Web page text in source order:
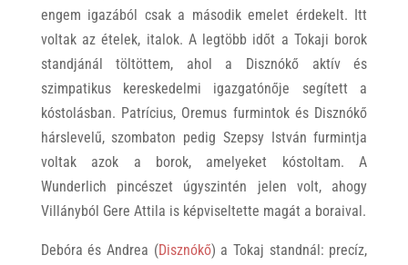
engem igazából csak a második emelet érdekelt. Itt
voltak az ételek, italok. A legtöbb időt a Tokaji borok
standjánál töltöttem, ahol a Disznókő aktív és
szimpatikus kereskedelmi igazgatónője segített a
kóstolásban. Patrícius, Oremus furmintok és Disznókő
hárslevelű, szombaton pedig Szepsy István furmintja
voltak azok a borok, amelyeket kóstoltam. A
Wunderlich pincészet úgyszintén jelen volt, ahogy
Villányból Gere Attila is képviseltette magát a boraival.
Debóra és Andrea (Disznókő) a Tokaj standnál: precíz,